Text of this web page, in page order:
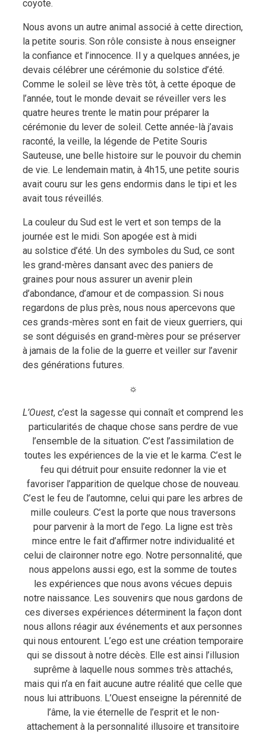
coyote.
Nous avons un autre animal associé à cette direction,
la petite souris. Son rôle consiste à nous enseigner
la confiance et l’innocence. Il y a quelques années, je
devais célébrer une cérémonie du solstice d’été.
Comme le soleil se lève très tôt, à cette époque de
l’année, tout le monde devait se réveiller vers les
quatre heures trente le matin pour préparer la
cérémonie du lever de soleil. Cette année-là j’avais
raconté, la veille, la légende de Petite Souris
Sauteuse, une belle histoire sur le pouvoir du chemin
de vie. Le lendemain matin, à 4h15, une petite souris
avait couru sur les gens endormis dans le tipi et les
avait tous réveillés.
La couleur du Sud est le vert et son temps de la
journée est le midi. Son apogée est à midi
au solstice d’été. Un des symboles du Sud, ce sont
les grand-mères dansant avec des paniers de
graines pour nous assurer un avenir plein
d’abondance, d’amour et de compassion. Si nous
regardons de plus près, nous nous apercevons que
ces grands-mères sont en fait de vieux guerriers, qui
se sont déguisés en grand-mères pour se préserver
à jamais de la folie de la guerre et veiller sur l’avenir
des générations futures.
☼
L’Ouest, c’est la sagesse qui connaît et comprend les
particularités de chaque chose sans perdre de vue
l’ensemble de la situation. C’est l’assimilation de
toutes les expériences de la vie et le karma. C’est le
feu qui détruit pour ensuite redonner la vie et
favoriser l’apparition de quelque chose de nouveau.
C’est le feu de l’automne, celui qui pare les arbres de
mille couleurs. C’est la porte que nous traversons
pour parvenir à la mort de l’ego. La ligne est très
mince entre le fait d’affirmer notre individualité et
celui de claironner notre ego. Notre personnalité, que
nous appelons aussi ego, est la somme de toutes
les expériences que nous avons vécues depuis
notre naissance. Les souvenirs que nous gardons de
ces diverses expériences déterminent la façon dont
nous allons réagir aux événements et aux personnes
qui nous entourent. L’ego est une création temporaire
qui se dissout à notre décès. Elle est ainsi l’illusion
suprême à laquelle nous sommes très attachés,
mais qui n’a en fait aucune autre réalité que celle que
nous lui attribuons. L’Ouest enseigne la pérennité de
l’âme, la vie éternelle de l’esprit et le non-
attachement à la personnalité illusoire et transitoire